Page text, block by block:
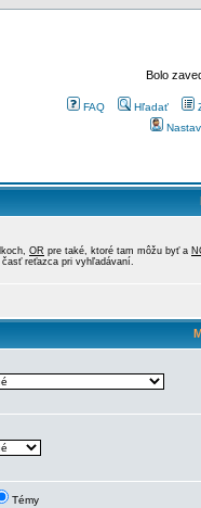
Bolo
FAQ Hľadať
OR pre také, ktoré tam môžu byť a
reťazca pri vyhľadávaní.
Témy